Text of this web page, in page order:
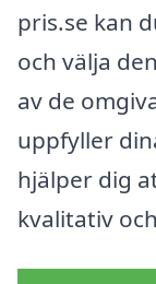
pris.se kan
och välja
av de
uppfyller
hjälper dig
kvalitativ